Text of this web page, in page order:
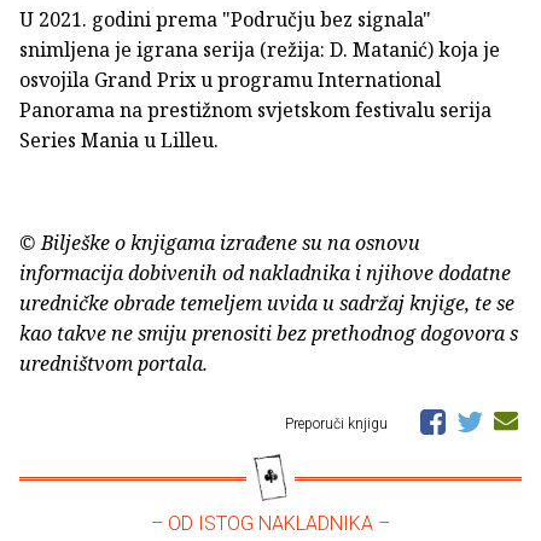
U 2021. godini prema "Području bez signala"
snimljena je igrana serija (režija: D. Matanić) koja je
osvojila Grand Prix u programu International
Panorama na prestižnom svjetskom festivalu serija
Series Mania u Lilleu.
© Bilješke o knjigama izrađene su na osnovu
informacija dobivenih od nakladnika i njihove dodatne
uredničke obrade temeljem uvida u sadržaj knjige, te se
kao takve ne smiju prenositi bez prethodnog dogovora s
uredništvom portala.
Preporuči knjigu
– OD ISTOG NAKLADNIKA –